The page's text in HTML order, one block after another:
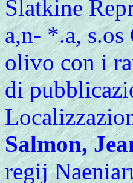
Slatkine
a,n- *.a,
olivo con i
di
Salmon,
regij